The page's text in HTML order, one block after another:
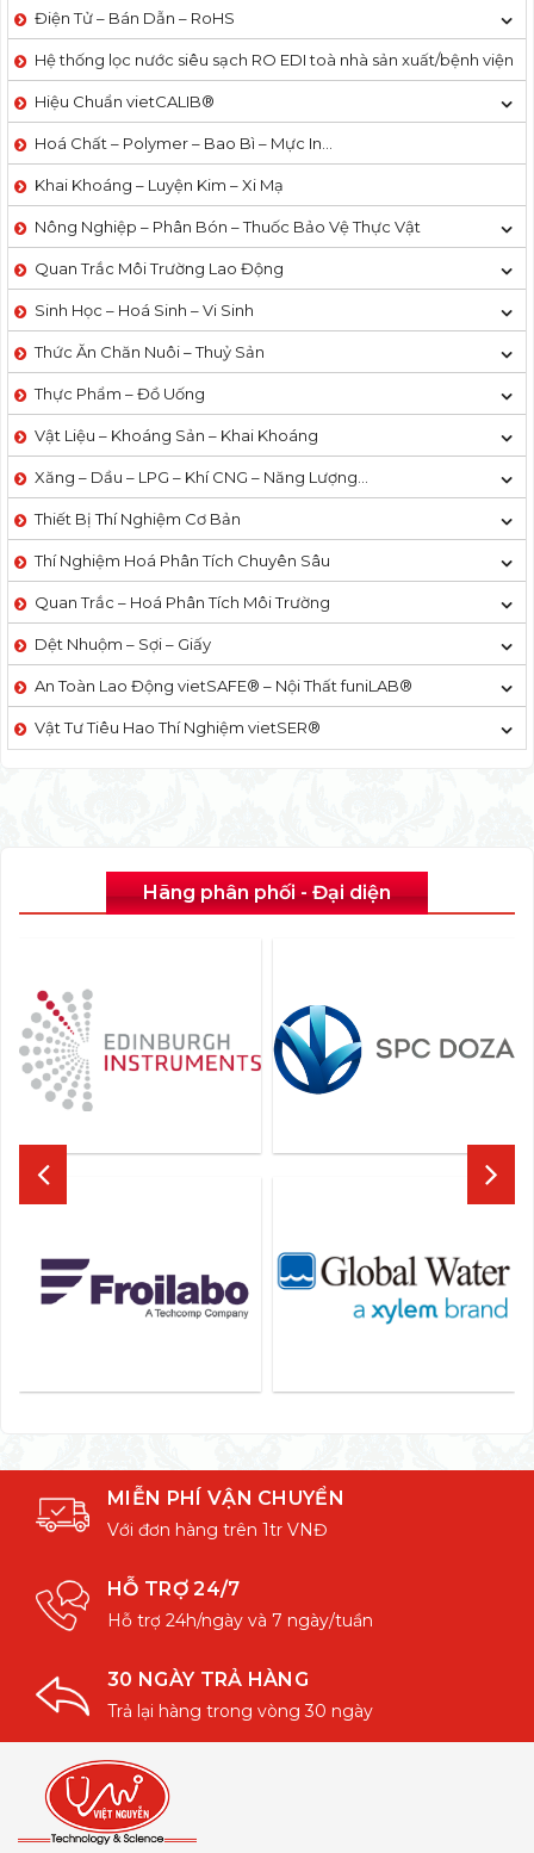
Điện Tử – Bán Dẫn – RoHS
Hệ thống lọc nước siêu sạch RO EDI​​ toà nhà sản xuất/bệnh viện
Hiệu Chuẩn vietCALIB®
Hoá Chất – Polymer – Bao Bì – Mực In…
Khai Khoáng – Luyện Kim – Xi Mạ
Nông Nghiệp – Phân Bón – Thuốc Bảo Vệ Thực Vật
Quan Trắc Môi Trường Lao Động
Sinh Học – Hoá Sinh – Vi Sinh
Thức Ăn Chăn Nuôi – Thuỷ Sản
Thực Phẩm – Đồ Uống
Vật Liệu – Khoáng Sản – Khai Khoáng
Xăng – Dầu – LPG – Khí CNG – Năng Lượng…
Thiết Bị Thí Nghiệm Cơ Bản
Thí Nghiệm Hoá Phân Tích Chuyên Sâu
Quan Trắc – Hoá Phân Tích Môi Trường
Dệt Nhuộm – Sợi – Giấy
An Toàn Lao Động vietSAFE® – Nội Thất funiLAB®
Vật Tư Tiêu Hao Thí Nghiệm vietSER®
Hãng phân phối - Đại diện
MIỄN PHÍ VẬN CHUYỂN
Với đơn hàng trên 1tr VNĐ
HỖ TRỢ 24/7
Hỗ trợ 24h/ngày và 7 ngày/tuần
30 NGÀY TRẢ HÀNG
Trả lại hàng trong vòng 30 ngày